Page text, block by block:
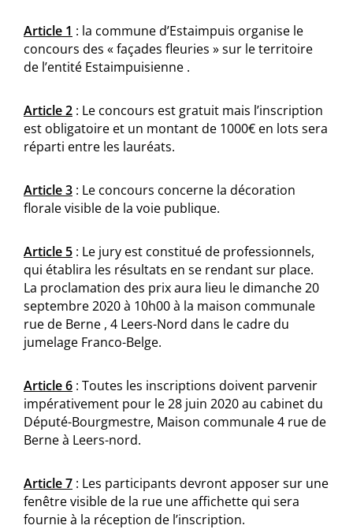
Article 1 : la commune d’Estaimpuis organise le
concours des « façades fleuries » sur le territoire
de l’entité Estaimpuisienne .
Article 2 : Le concours est gratuit mais l’inscription
est obligatoire et un montant de 1000€ en lots sera
réparti entre les lauréats.
Article 3 : Le concours concerne la décoration
florale visible de la voie publique.
Article 5 : Le jury est constitué de professionnels,
qui établira les résultats en se rendant sur place.
La proclamation des prix aura lieu le dimanche 20
septembre 2020 à 10h00 à la maison communale
rue de Berne , 4 Leers-Nord dans le cadre du
jumelage Franco-Belge.
Article 6 : Toutes les inscriptions doivent parvenir
impérativement pour le 28 juin 2020 au cabinet du
Député-Bourgmestre, Maison communale 4 rue de
Berne à Leers-nord.
Article 7 : Les participants devront apposer sur une
fenêtre visible de la rue une affichette qui sera
fournie à la réception de l’inscription.